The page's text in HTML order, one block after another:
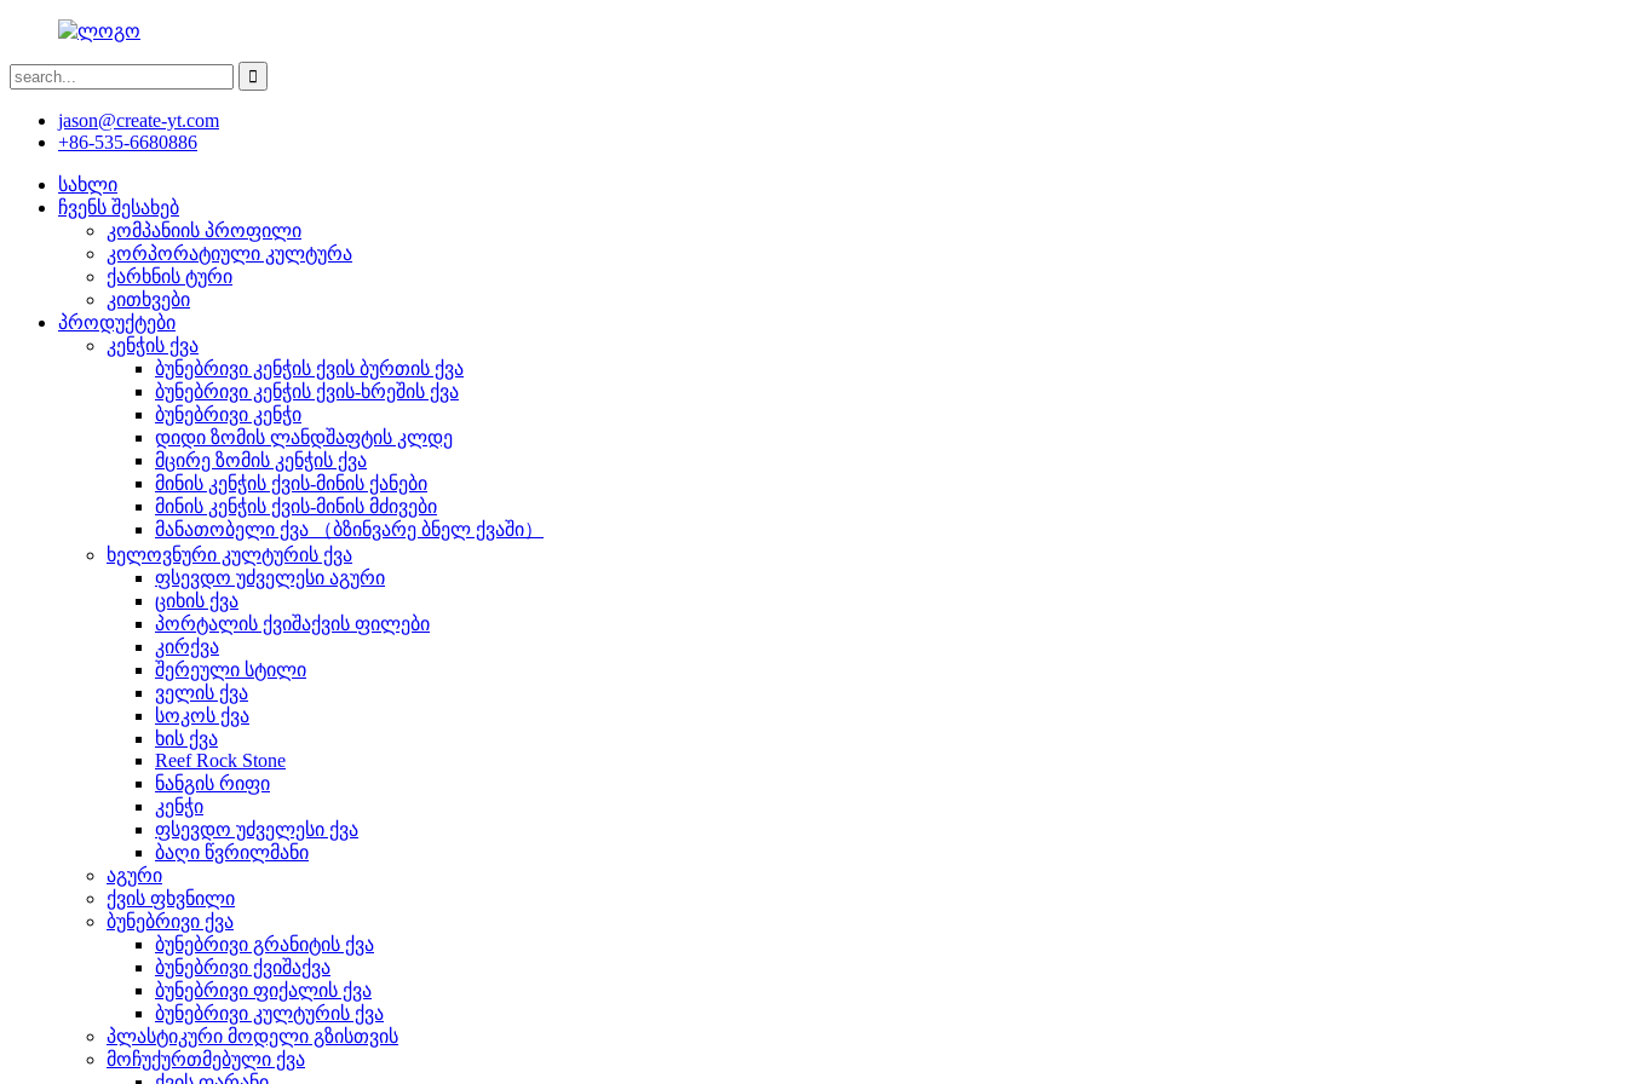
jason@create-yt.com
+86-535-6680886
სახლი
ჩვენს შესახებ
კომპანიის პროფილი
კორპორატიული კულტურა
ქარხნის ტური
კითხვები
პროდუქტები
კენჭის ქვა
ბუნებრივი კენჭის ქვის ბურთის ქვა
ბუნებრივი კენჭის ქვის-ხრეშის ქვა
ბუნებრივი კენჭი
დიდი ზომის ლანდშაფტის კლდე
მცირე ზომის კენჭის ქვა
მინის კენჭის ქვის-მინის ქანები
მინის კენჭის ქვის-მინის მძივები
მანათობელი ქვა （ბზინვარე ბნელ ქვაში）
ხელოვნური კულტურის ქვა
ფსევდო უძველესი აგური
ციხის ქვა
პორტალის ქვიშაქვის ფილები
კირქვა
შერეული სტილი
ველის ქვა
სოკოს ქვა
ხის ქვა
Reef Rock Stone
ნანგის რიფი
კენჭი
ფსევდო უძველესი ქვა
ბაღი წვრილმანი
აგური
ქვის ფხვნილი
ბუნებრივი ქვა
ბუნებრივი გრანიტის ქვა
ბუნებრივი ქვიშაქვა
ბუნებრივი ფიქალის ქვა
ბუნებრივი კულტურის ქვა
პლასტიკური მოდელი გზისთვის
მოჩუქურთმებული ქვა